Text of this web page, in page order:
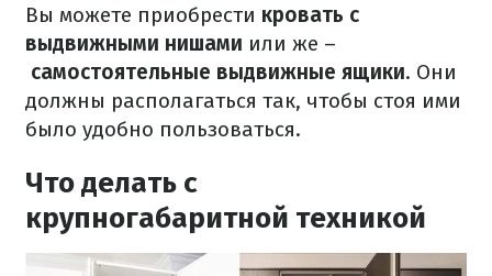
Вы можете приобрести кровать с
выдвижными нишами или же –
самостоятельные выдвижные ящики. Они
должны располагаться так, чтобы стоя ими
было удобно пользоваться.
Что делать с
крупногабаритной техникой